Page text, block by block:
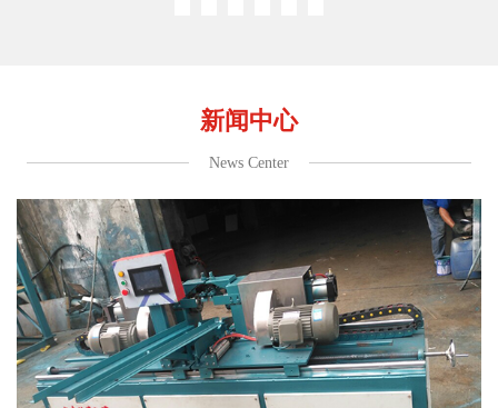
新闻中心
News Center